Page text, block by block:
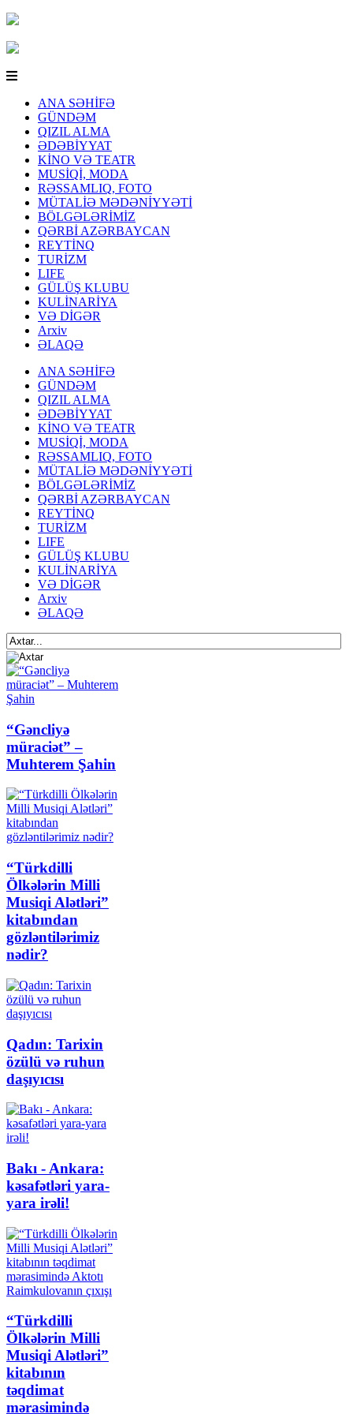
ANA SƏHİFƏ
GÜNDƏM
QIZIL ALMA
ƏDƏBİYYAT
KİNO VƏ TEATR
MUSİQİ, MODA
RƏSSAMLIQ, FOTO
MÜTALİƏ MƏDƏNİYYƏTİ
BÖLGƏLƏRİMİZ
QƏRBİ AZƏRBAYCAN
REYTİNQ
TURİZM
LIFE
GÜLÜŞ KLUBU
KULİNARİYA
VƏ DİGƏR
Arxiv
ƏLAQƏ
ANA SƏHİFƏ
GÜNDƏM
QIZIL ALMA
ƏDƏBİYYAT
KİNO VƏ TEATR
MUSİQİ, MODA
RƏSSAMLIQ, FOTO
MÜTALİƏ MƏDƏNİYYƏTİ
BÖLGƏLƏRİMİZ
QƏRBİ AZƏRBAYCAN
REYTİNQ
TURİZM
LIFE
GÜLÜŞ KLUBU
KULİNARİYA
VƏ DİGƏR
Arxiv
ƏLAQƏ
“Gəncliyə
müraciət” –
Muhterem Şahin
“Türkdilli
Ölkələrin Milli
Musiqi Alətləri”
kitabından
gözləntilərimiz
nədir?
Qadın: Tarixin
özülü və ruhun
daşıyıcısı
Bakı - Ankara:
kəsafətləri yara-
yara irəli!
“Türkdilli
Ölkələrin Milli
Musiqi Alətləri”
kitabının
təqdimat
mərasimində